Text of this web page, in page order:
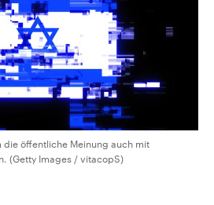
öffentliche Meinung auch mit
(Getty Images / vitacopS)